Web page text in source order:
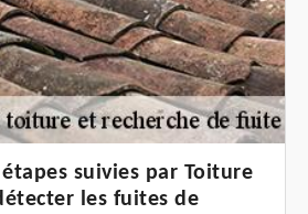
suivies par Toiture
les fuites de